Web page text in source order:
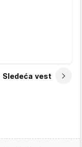
Sledeća vest